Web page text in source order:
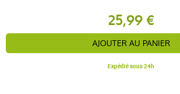
25,99 €
AJOUTER AU PANIER
Expédié sous 24h